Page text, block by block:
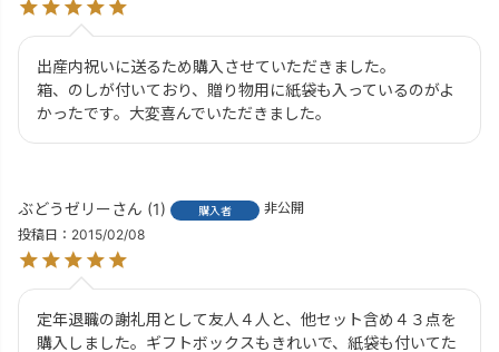
出産内祝いに送るため購入させていただきました。
箱、のしが付いており、贈り物用に紙袋も入っているのがよ
かったです。大変喜んでいただきました。
ぶどうゼリー 1 購入者
非公開
投稿日
2015/02/08
定年退職の謝礼用として友人４人と、他セット含め４３点を
購入しました。ギフトボックスもきれいで、紙袋も付いてた